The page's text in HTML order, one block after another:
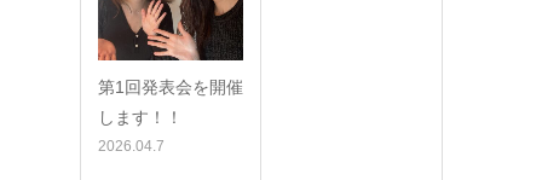
第1回発表会を開催
します！！
2026.04.7